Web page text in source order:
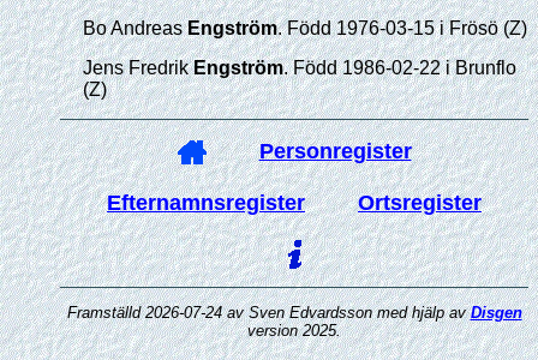
Bo Andreas Engström. Född 1976-03-15 i Frösö (Z)
Jens Fredrik Engström. Född 1986-02-22 i Brunflo
(Z)
Personregister
Efternamnsregister Ortsregister
Framställd 2026-07-24 av Sven Edvardsson med hjälp avDisgen
version 2025.